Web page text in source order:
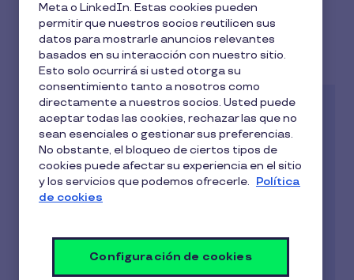
Beneficio Seguro de salud
3 min de lectura 4 Noviembre 2025
lectura
El beneficio Seguro de Salud permite a los
empleados solicitar una póliza de Seguro de
Salud desde la aplicación de Cobee by Pluxee
que los cubra a ellos mismos y también a sus
familiares (Solo cónyuges e hijos).
según las características específicas de cada
Meta o LinkedIn. Estas cookies pueden
permitir que nuestros socios reutilicen sus
datos para mostrarle anuncios relevantes
basados en su interacción con nuestro sitio.
Esto solo ocurrirá si usted otorga su
consentimiento tanto a nosotros como
directamente a nuestros socios. Usted puede
aceptar todas las cookies, rechazar las que no
sean esenciales o gestionar sus preferencias.
No obstante, el bloqueo de ciertos tipos de
cookies puede afectar su experiencia en el sitio
y los servicios que podemos ofrecerle. Política
de cookies
Configuración de cookies